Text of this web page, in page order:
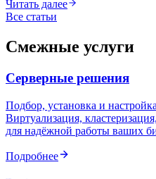
Читать далее
Все статьи
Смежные услуги
Серверные решения
Подбор, установка и
Виртуализация,
для надёжной работы ваших
Подробнее